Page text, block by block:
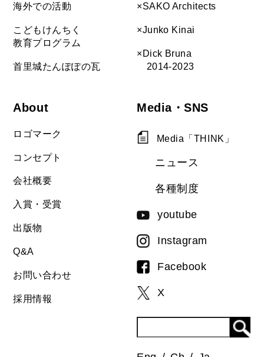
海外での活動
こどもけんちく
教育プログラム
首里城たんぽぽの瓦
×SAKO Architects
×Junko Kinai
×Dick Bruna
2014-2023
About
ロゴマーク
コンセプト
会社概要
入賞・受賞
出版物
Q&A
お問い合わせ
採用情報
Media・SNS
Media「THINK」
ニュース
各種制度
youtube
Instagram
Facebook
X